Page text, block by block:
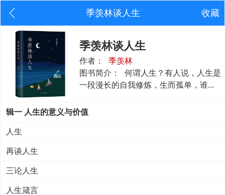
季羡林谈人生 收藏
季羡林谈人生
作者：
季羡林
图书简介：
何谓人生？有人说，人生是
一段漫长的自我修炼，生而孤单，谁...
辑一 人生的意义与价值
人生
再谈人生
三论人生
人生箴言